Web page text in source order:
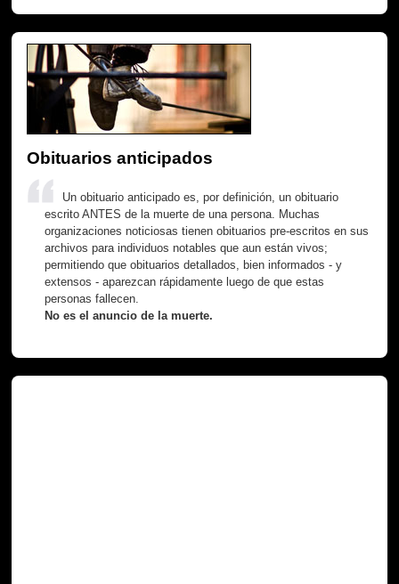
Obituarios anticipados
Un obituario anticipado es, por definición, un obituario
escrito ANTES de la muerte de una persona. Muchas
organizaciones noticiosas tienen obituarios pre-escritos en sus
archivos para individuos notables que aun están vivos;
permitiendo que obituarios detallados, bien informados - y
extensos - aparezcan rápidamente luego de que estas
personas fallecen.
No es el anuncio de la muerte.